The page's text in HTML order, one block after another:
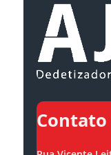
Contato